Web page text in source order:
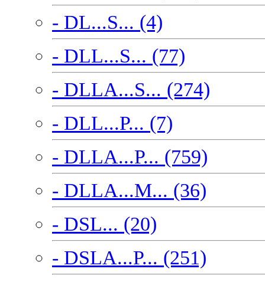
- DL...S... (4)
- DLL...S... (77)
- DLLA...S... (274)
- DLL...P... (7)
- DLLA...P... (759)
- DLLA...M... (36)
- DSL... (20)
- DSLA...P... (251)